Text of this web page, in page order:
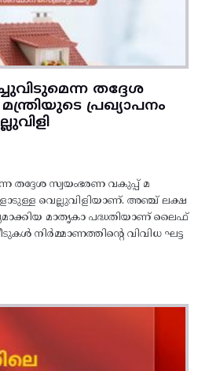
തദ്ദേശ
പ്രഖ്യാപനം
തദ്ദേശ സ്വയംഭരണ വകുപ്പ്‌ മ
വെല്ലുവിളിയാണ്. അഞ്ച്‌ ലക്ഷ
മാതൃകാ പദ്ധതിയാണ്‌ ലൈഫ്‌
നിര്‍മ്മാണത്തിന്റെ വിവിധ ഘട്ട